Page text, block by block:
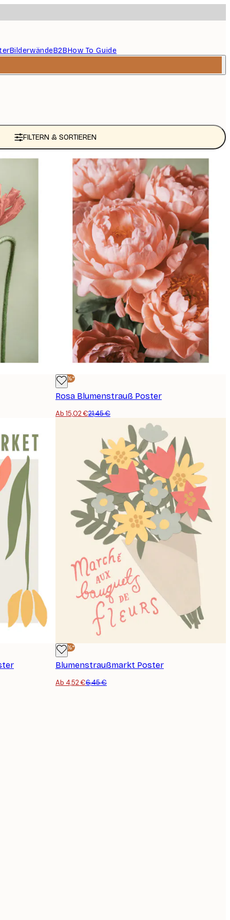
BilderwändeB2BHow To Guide
FILTERN & SORTIEREN
-30%*
Rosa Blumenstrauß Poster
Ab 15,02 €21,45 €
-30%*
Blumenstraußmarkt Poster
Ab 4,52 €6,45 €